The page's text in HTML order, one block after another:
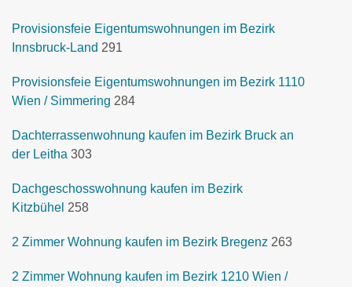
Provisionsfeie Eigentumswohnungen im Bezirk
Innsbruck-Land 291
Provisionsfeie Eigentumswohnungen im Bezirk 1110
Wien / Simmering 284
Dachterrassenwohnung kaufen im Bezirk Bruck an
der Leitha 303
Dachgeschosswohnung kaufen im Bezirk
Kitzbühel 258
2 Zimmer Wohnung kaufen im Bezirk Bregenz 263
2 Zimmer Wohnung kaufen im Bezirk 1210 Wien /